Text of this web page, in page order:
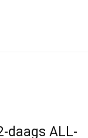
daags ALL-